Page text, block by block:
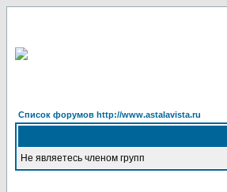
Список форумов http://www.astalavista.ru
Не являетесь членом групп